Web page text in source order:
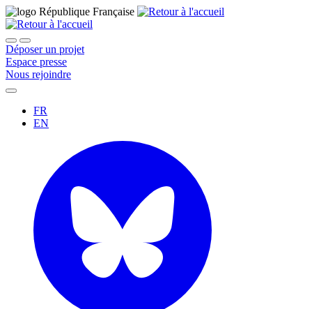
Déposer un projet
Espace presse
Nous rejoindre
FR
EN